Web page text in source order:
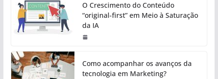
O Crescimento do Conteúdo
“original-first” em Meio à Saturação
da IA
Como acompanhar os avanços da
tecnologia em Marketing?